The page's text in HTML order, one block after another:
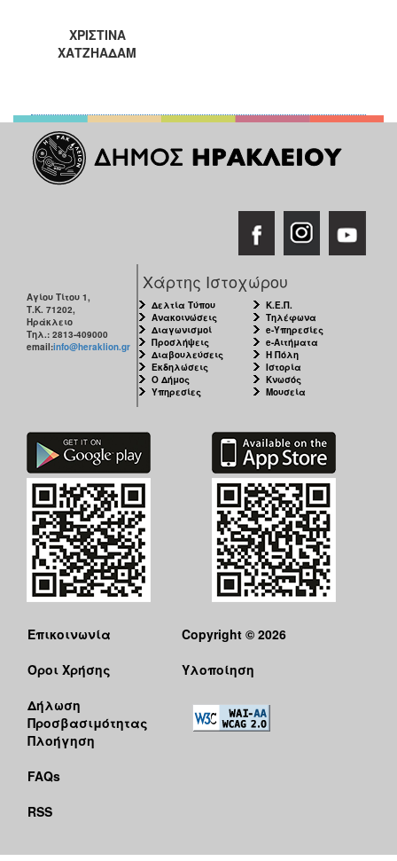
ΧΡΙΣΤΙΝΑ
ΧΑΤΖΗΑΔΑΜ
Αγίου Τίτου 1,
Τ.Κ. 71202,
Ηράκλειο
Τηλ.: 2813-409000
email:info@heraklion.gr
Χάρτης Ιστοχώρου
Δελτία Τύπου
Ανακοινώσεις
Διαγωνισμοί
Προσλήψεις
Διαβουλεύσεις
Εκδηλώσεις
Ο Δήμος
Υπηρεσίες
Κ.Ε.Π.
Τηλέφωνα
e-Υπηρεσίες
e-Αιτήματα
Η Πόλη
Ιστορία
Κνωσός
Μουσεία
Επικοινωνία
Όροι Χρήσης
Δήλωση
Προσβασιμότητας
Πλοήγηση
FAQs
RSS
Copyright © 2026
Υλοποίηση